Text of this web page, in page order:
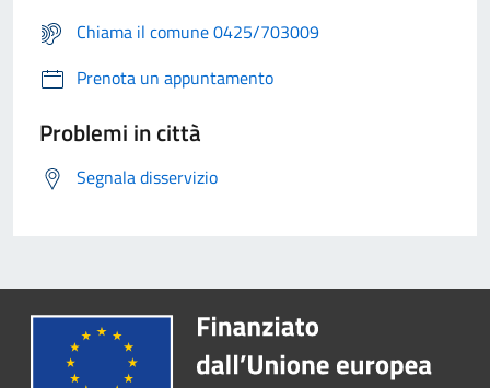
Chiama il comune 0425/703009
Prenota un appuntamento
Problemi in città
Segnala disservizio